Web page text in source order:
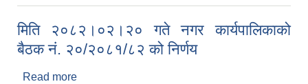
मिति २०८२।०२।२० गते नगर कार्यपालिकाको
बैठक नं. २०/२०८१/८२ को निर्णय
Read more